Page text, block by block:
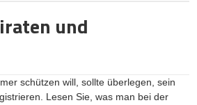
viele Überstunden. Wer die Vorschriften
Belegschaft missachtet, dem drohen
sind ernst für Gründer! In der Regel
persönlich verpflichtet. Bei der
GmbHG die Handelndenhaftung mit
und
schützen will, sollte überlegen, sein
Lesen Sie, was man bei der